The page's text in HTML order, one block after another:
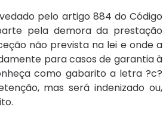
pelo artigo 884 do Código
pela demora da prestação
não prevista na lei e onde a
para casos de garantia à
como gabarito a letra ?c?
mas será indenizado ou,